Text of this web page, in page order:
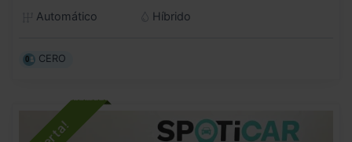
Automático
Híbrido
CERO